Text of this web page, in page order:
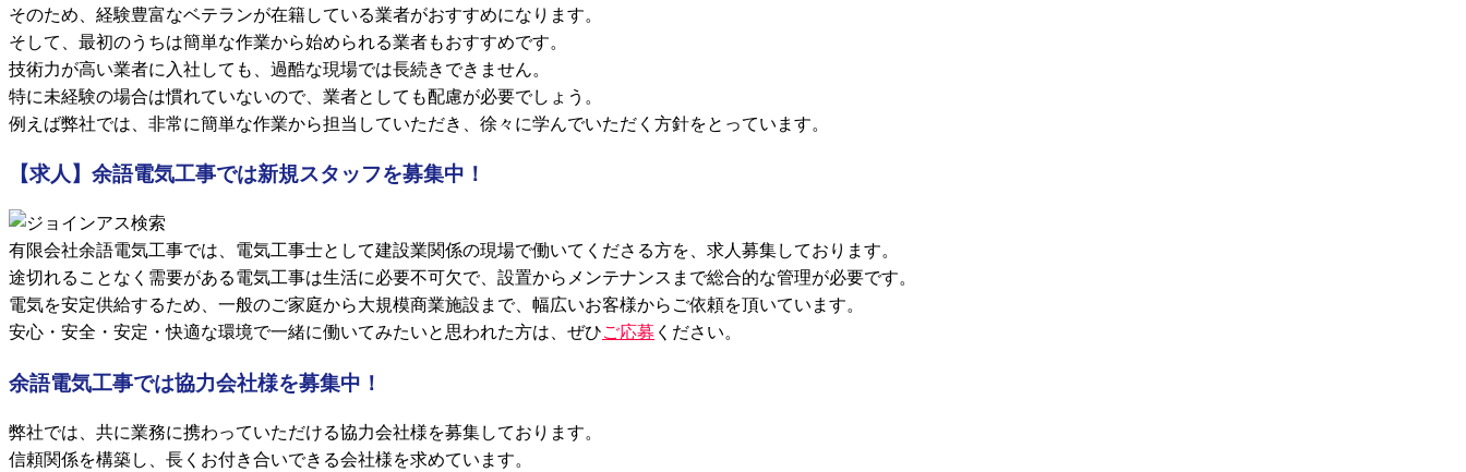
そのため、経験豊富なベテランが在籍している業者がおすすめになります。
そして、最初のうちは簡単な作業から始められる業者もおすすめです。
技術力が高い業者に入社しても、過酷な現場では長続きできません。
特に未経験の場合は慣れていないので、業者としても配慮が必要でしょう。
例えば弊社では、非常に簡単な作業から担当していただき、徐々に学んでいただく方針をとっています。
【求人】余語電気工事では新規スタッフを募集中！
有限会社余語電気工事では、電気工事士として建設業関係の現場で働いてくださる方を、求人募集しております。
途切れることなく需要がある電気工事は生活に必要不可欠で、設置からメンテナンスまで総合的な管理が必要です。
電気を安定供給するため、一般のご家庭から大規模商業施設まで、幅広いお客様からご依頼を頂いています。
安心・安全・安定・快適な環境で一緒に働いてみたいと思われた方は、ぜひご応募 ください。
余語電気工事では協力会社様を募集中！
弊社では、共に業務に携わっていただける協力会社様を募集しております。
信頼関係を構築し、長くお付き合いできる会社様を求めています。